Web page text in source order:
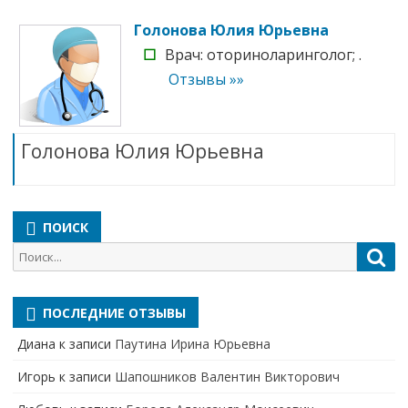
Голонова Юлия Юрьевна
☐ Врач: оториноларинголог; .
Отзывы »»
Голонова Юлия Юрьевна
ПОИСК
Поиск
для:
ПОСЛЕДНИЕ ОТЗЫВЫ
Диана к записи Паутина Ирина Юрьевна
Игорь к записи Шапошников Валентин Викторович